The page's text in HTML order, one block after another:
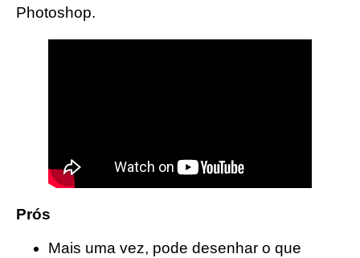
Photoshop.
Prós
Mais uma vez, pode desenhar o que